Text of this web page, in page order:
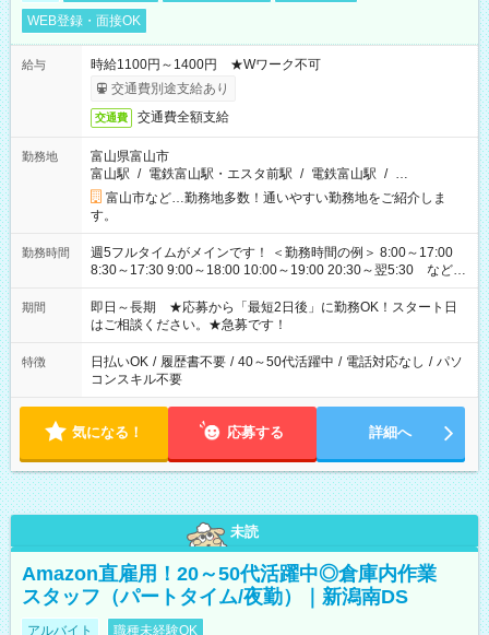
WEB登録・面接OK
給与
時給1100円～1400円 ★Wワーク不可
交通費別途支給あり
交通費 交通費全額支給
勤務地
富山県富山市
富山駅 / 電鉄富山駅・エスタ前駅 / 電鉄富山駅 / …
富山市など…勤務地多数！通いやすい勤務地をご紹介しま
す。
勤務時間
週5フルタイムがメインです！ ＜勤務時間の例＞ 8:00～17:00
8:30～17:30 9:00～18:00 10:00～19:00 20:30～翌5:30 など ★
その他にも勤務時間多数！ 日勤のみ、残業なし、交替制など
ご希望を教えてください！
期間
即日～長期 ★応募から「最短2日後」に勤務OK！スタート日
はご相談ください。★急募です！
特徴 日払いOK / 履歴書不要 / 40～50代活躍中 / 電話対応なし / パソ
コンスキル不要
気になる！ 応募する 詳細へ
未読
Amazon直雇用！20～50代活躍中◎倉庫内作業
スタッフ（パートタイム/夜勤）｜新潟南DS
アルバイト 職種未経験OK